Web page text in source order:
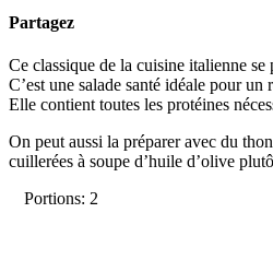
Partagez
Ce classique de la cuisine italienne se
C’est une salade santé idéale pour
Elle contient toutes les protéines
On peut aussi la préparer avec du
cuillerées à soupe d’huile d’olive
Portions: 2